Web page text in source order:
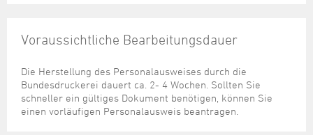
Voraussichtliche Bearbeitungsdauer
Die Herstellung des Personalausweises durch die
Bundesdruckerei dauert ca. 2- 4 Wochen. Sollten Sie
schneller ein gültiges Dokument benötigen, können Sie
einen vorläufigen Personalausweis beantragen.